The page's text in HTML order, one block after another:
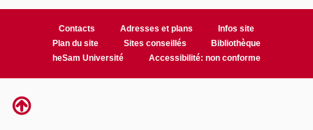
Contacts Adresses et plans
Infos site
Plan du site
Sites conseillés
Bibliothèque
heSam Université
Accessibilité: non conforme